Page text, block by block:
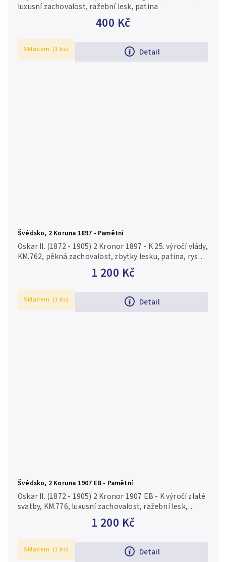
400 Kč
Detail
luxusní zachovalost, ražební lesk, patina
Skladem (1 ks)
Švédsko, 2 Koruna 1897 - Pamětní
1 200 Kč
Detail
Oskar II. (1872 - 1905) 2 Kronor 1897 - K 25. výročí vlády,
KM.762, pěkná zachovalost, zbytky lesku, patina, rysky
Skladem (1 ks)
Švédsko, 2 Koruna 1907 EB - Pamětní
1 200 Kč
Detail
Oskar II. (1872 - 1905) 2 Kronor 1907 EB - K výročí zlaté
svatby, KM.776, luxusní zachovalost, ražební lesk,
Skladem (1 ks)